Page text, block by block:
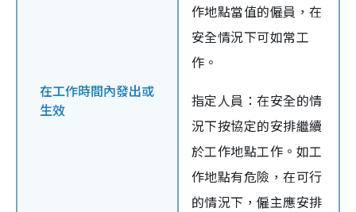
在工作時間內發出或
生效
作地點當值的僱員，在
安全情況下可如常工
作。
指定人員：在安全的情
況下按協定的安排繼續
於工作地點工作。如工
作地點有危險，在可行
的情況下，僱主應安排